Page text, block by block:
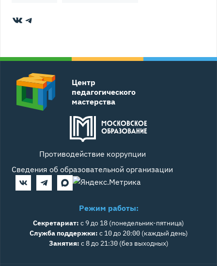
ВКонтакте
Telegram
Центр
педагогического
мастерства
Противодействие коррупции
Сведения об образовательной организации
Режим работы:
Секретариат: с 9 до 18 (понедельник-пятница)
Служба поддержки: с 10 до 20:00 (каждый день)
Занятия: с 8 до 21:30 (без выходных)